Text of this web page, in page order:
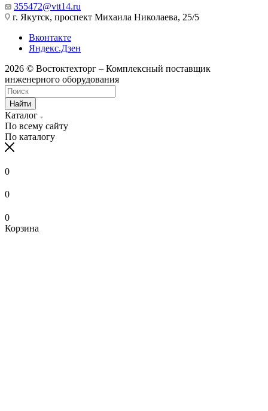
355472@vtt14.ru
г. Якутск, проспект Михаила Николаева, 25/5
Вконтакте
Яндекс.Дзен
2026 © Востоктехторг – Комплексный поставщик
инженерного оборудования
Найти
Каталог
По всему сайту
По каталогу
0
0
0
Корзина